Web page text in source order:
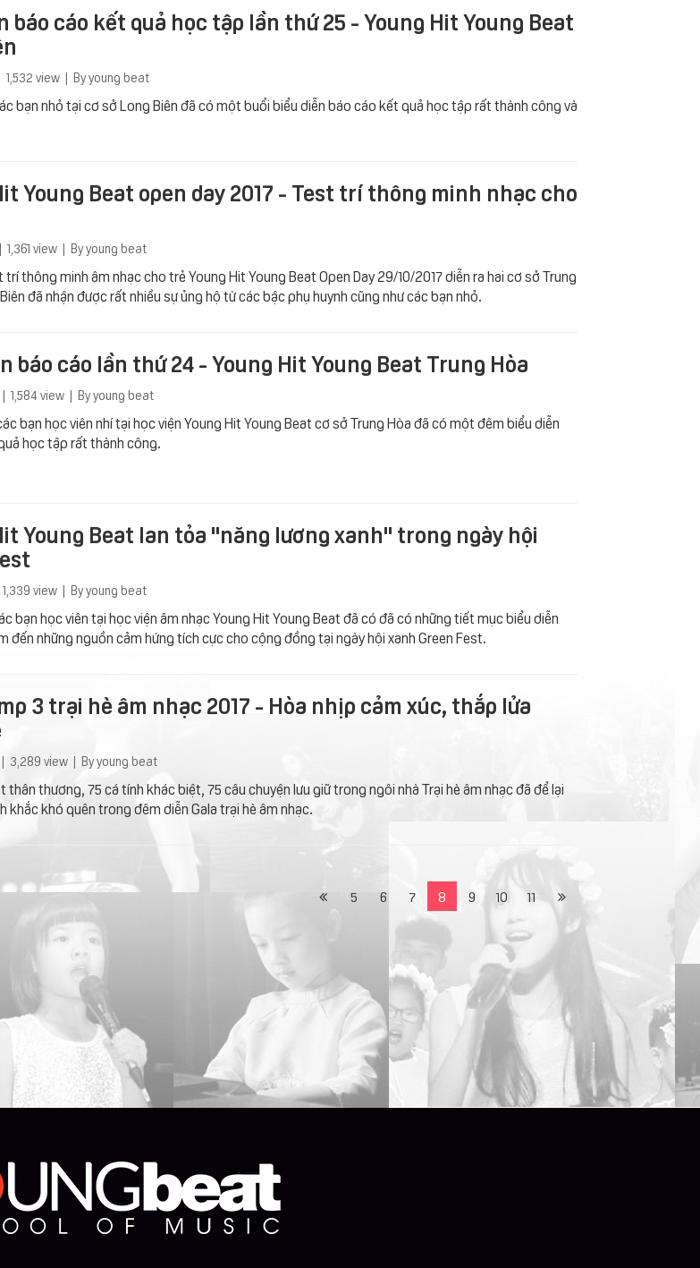
báo cáo kết quả học tập lần thứ 25 - Young Hit Young Beat
1,532 view | By young beat
bạn nhỏ tại cơ sở Long Biên đã có một buổi biểu diễn báo cáo kết quả học tập rất thành công và
Young Beat open day 2017 - Test trí thông minh nhạc cho
| 1,361 view | By young beat
trí thông minh âm nhạc cho trẻ Young Hit Young Beat Open Day 29/10/2017 diễn ra hai cơ sở Trung
đã nhận được rất nhiều sự ủng hộ từ các bậc phụ huynh cũng như các bạn nhỏ.
báo cáo lần thứ 24 - Young Hit Young Beat Trung Hòa
| 1,584 view | By young beat
bạn học viên nhí tại học viện Young Hit Young Beat cơ sở Trung Hòa đã có một đêm biểu diễn
học tập rất thành công.
Young Beat lan tỏa "năng lương xanh" trong ngày hội
| 1,339 view | By young beat
bạn học viên tại học viện âm nhạc Young Hit Young Beat đã có đã có những tiết mục biểu diễn
đến những nguồn cảm hứng tích cực cho cộng đồng tại ngày hội xanh Green Fest.
3 trại hè âm nhạc 2017 - Hòa nhịp cảm xúc, thắp lửa
| 3,289 view | By young beat
thân thương, 75 cá tính khác biệt, 75 câu chuyện lưu giữ trong ngôi nhà Trại hè âm nhạc đã để lại
khắc khó quên trong đêm diễn Gala trại hè âm nhạc.
5 6 7 8 9 10 11